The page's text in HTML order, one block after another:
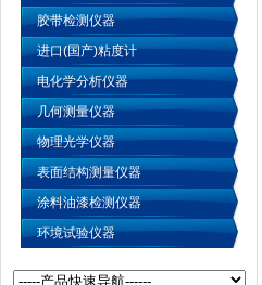
胶带检测仪器
进口(国产)粘度计
电化学分析仪器
几何测量仪器
物理光学仪器
表面结构测量仪器
涂料油漆检测仪器
环境试验仪器